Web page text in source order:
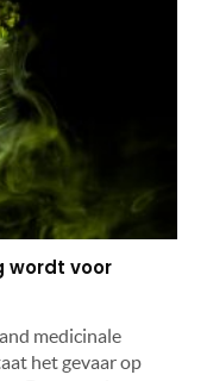
wordt voor
medicinale
het gevaar op